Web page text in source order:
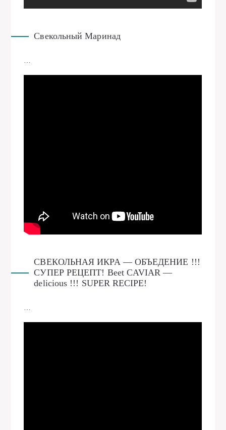
Свекольный Маринад
СВЕКОЛЬНАЯ ИКРА — ОБЪЕДЕНИЕ !!!
СУПЕР РЕЦЕПТ! Beet CAVIAR —
delicious !!! SUPER RECIPE!